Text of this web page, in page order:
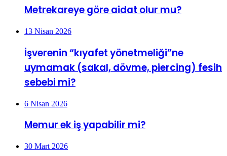
Metrekareye göre aidat olur mu?
13 Nisan 2026
İşverenin “kıyafet yönetmeliği”ne
uymamak (sakal, dövme, piercing) fesih
sebebi mi?
6 Nisan 2026
Memur ek iş yapabilir mi?
30 Mart 2026